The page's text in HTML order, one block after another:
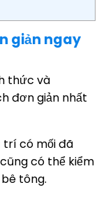
giản ngay
thức và
đơn giản nhất
trí có mối đã
có thể kiểm
tông.